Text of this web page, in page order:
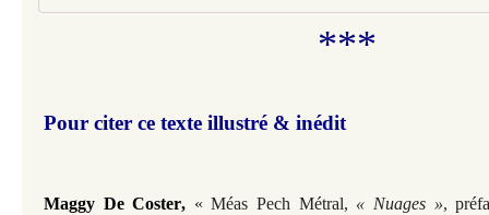
***
Pour citer ce texte illustré & inédit
Maggy De Coster, « Méas Pech Métral, « Nuages »,